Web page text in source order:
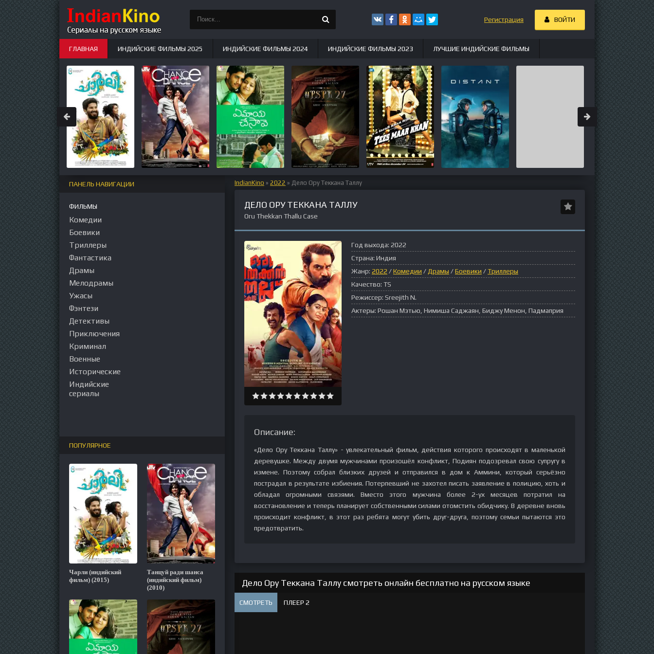
IndianKino » 2022 » Дело Ору Теккана Таллу
ДЕЛО ОРУ ТЕККАНА ТАЛЛУ
Oru Thekkan Thallu Case
Год выхода: 2022
Страна: Индия
Жанр: 2022 /Комедии / Драмы /Боевики /Триллеры
Качество: TS
Режиссер: Sreejith N.
Актеры: Рошан Мэтью, Нимиша Саджаян, Биджу Менон, Падмаприя
Описание:
«Дело Ору Теккана Таллу» - увлекательный фильм, действия которого происходят в маленькой
деревушке. Между двумя мужчинами произошёл конфликт, Подиян подозревал свою супругу в
измене. Поэтому собрал близких друзей и отправился в дом к Аммини, который серьёзно
пострадал в результате избиения. Потерпевший не захотел писать заявление в полицию, хоть и
обладал огромными связями. Вместо этого мужчина более 2-ух месяцев потратил на
восстановление и теперь планирует собственными силами отомстить обидчику. В деревне вновь
происходит конфликт, в этот раз ребята могут убить друг-друга, поэтому семьи пытаются это
предотвратить.
Дело Ору Теккана Таллу смотреть онлайн бесплатно на русском языке
СМОТРЕТЬ ПЛЕЕР 2
ПАНЕЛЬ НАВИГАЦИИ
ФИЛЬМЫ
Комедии
Боевики
Триллеры
Фантастика
Драмы
Мелодрамы
Ужасы
Фэнтези
Детективы
Приключения
Криминал
Военные
Исторические
Индийские
сериалы
ПОПУЛЯРНОЕ
Чарли (индийский
фильм) (2015)
Танцуй ради шанса
(индийский фильм)
(2010)
Регистрация ВОЙТИ
ГЛАВНАЯ ИНДИЙСКИЕ ФИЛЬМЫ 2025 ИНДИЙСКИЕ ФИЛЬМЫ 2024 ИНДИЙСКИЕ ФИЛЬМЫ 2023 ЛУЧШИЕ ИНДИЙСКИЕ ФИЛЬМЫ
ИНДИЙСКИЕ СЕРИАЛЫ НОВЫЕ